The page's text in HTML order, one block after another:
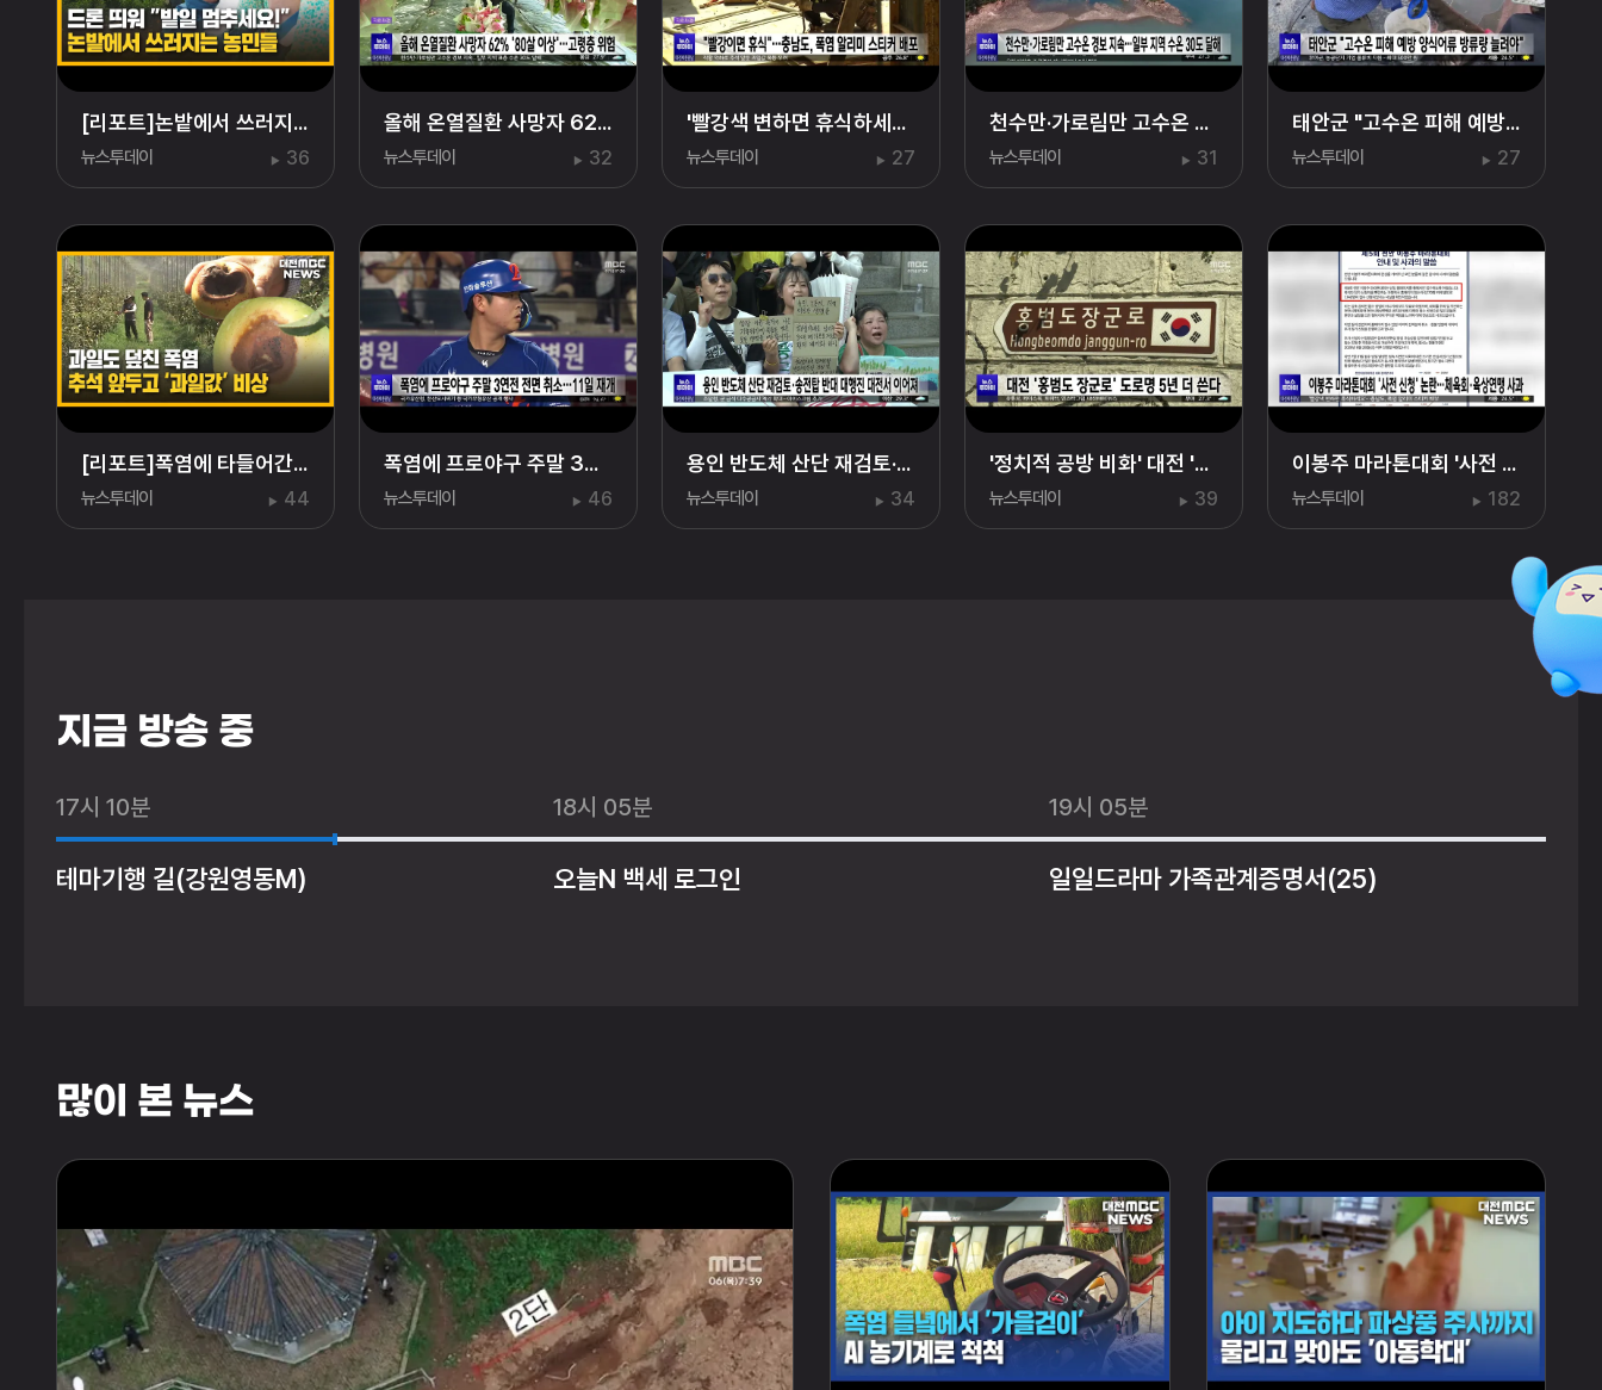
[리포트]논밭에서 쓰러지는 농민들⋯"밭일 멈추세요" 드론까지 동원
뉴스투데이 36
올해 온열질환 사망자 62% '80살 이상'⋯고령층 위험
뉴스투데이 32
'빨강색 변하면 휴식하세요'…충남도, 폭염 알리미 스티커 배포
뉴스투데이 27
천수만·가로림만 고수온 경보 지속...일부 지역 수온 30도 달해
뉴스투데이 31
태안군 "고수온 피해 예방 양식어류 방류량 늘려야"
뉴스투데이 27
[리포트]폭염에 타들어간 과일..올추석 금사과 재현되나?
뉴스투데이 44
폭염에 프로야구 주말 3연전 전면 취소⋯11일 재개
뉴스투데이 46
용인 반도체 산단 재검토·송전탑 반대 대행진 대전서 이어져
뉴스투데이 34
'정치적 공방 비화' 대전 '홍범도 장군로' 도로명 5년 더 쓴다
뉴스투데이 39
이봉주 마라톤대회 '사전 신청' 논란...체육회·육상연맹 사과
뉴스투데이 182
지금 방송 중
17시 10분
테마기행 길(강원영동M)
18시 05분
오늘N 백세 로그인
19시 05분
일일드라마 가족관계증명서(25)
많이 본 뉴스